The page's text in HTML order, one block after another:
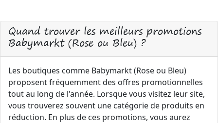
Quand trouver les meilleurs promotions
Babymarkt (Rose ou Bleu) ?
Les boutiques comme Babymarkt (Rose ou Bleu)
proposent fréquemment des offres promotionnelles
tout au long de l'année. Lorsque vous visitez leur site,
vous trouverez souvent une catégorie de produits en
réduction. En plus de ces promotions, vous aurez